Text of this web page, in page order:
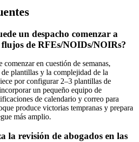
un despacho comenzar a
de RFEs/NOIDs/NOIRs?
en cuestión de semanas,
plantillas y la complejidad de la
por configurar 2–3 plantillas de
un pequeño equipo de
de calendario y correo para
produce victorias tempranas y prepara
más amplio.
la revisión de abogados en las